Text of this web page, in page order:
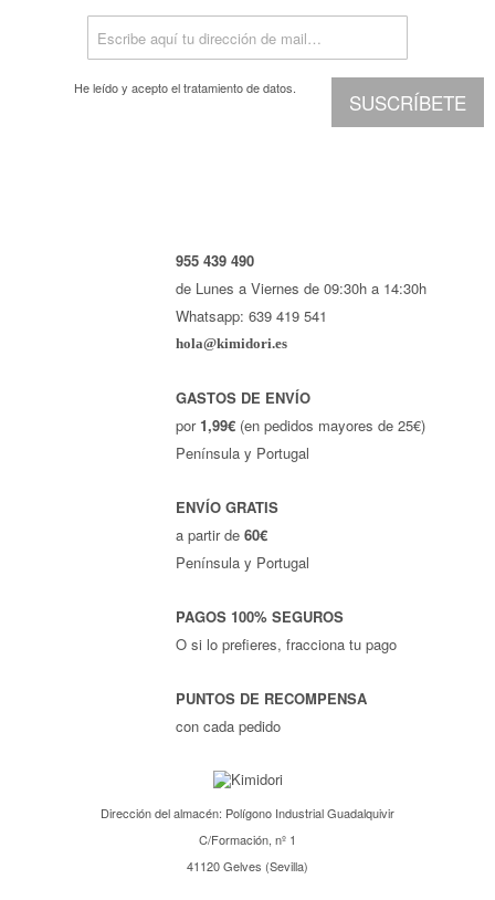
OUTLET
Marcas
Por Puntos
Iniciar sesión/Regístrate
SUSCRÍBETE
He leído y acepto eltratamiento de datos.
955 439 490
de Lunes a Viernes de 09:30h a 14:30h
Whatsapp: 639 419 541
hola@kimidori.es
GASTOS DE ENVÍO
por 1,99€ (en pedidos mayores de 25€)
Península y Portugal
ENVÍO GRATIS
a partir de60€
Península y Portugal
PAGOS 100% SEGUROS
O si lo prefieres, fracciona tu pago
PUNTOS DE RECOMPENSA
con cada pedido
Dirección del almacén: Polígono Industrial Guadalquivir
C/Formación, nº 1
41120 Gelves (Sevilla)